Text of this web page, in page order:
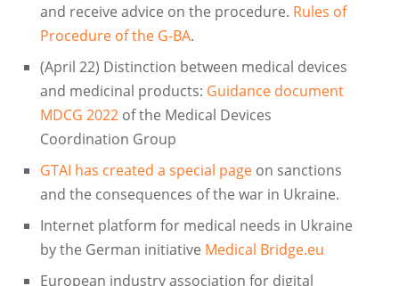
and receive advice on the procedure. Rules of
Procedure of the G-BA.
(April 22) Distinction between medical devices
and medicinal products: Guidance document
MDCG 2022 of the Medical Devices
Coordination Group
GTAI has created a special page on sanctions
and the consequences of the war in Ukraine.
Internet platform for medical needs in Ukraine
by the German initiative Medical Bridge.eu
European industry association for digital